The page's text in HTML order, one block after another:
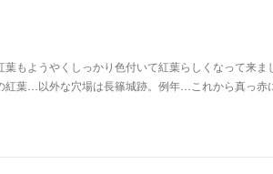
もようやくしっかり色付いて紅葉らしくなって来
紅葉…以外な穴場は長篠城跡。例年…これから真っ